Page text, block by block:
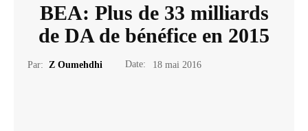
BEA: Plus de 33 milliards
de DA de bénéfice en 2015
Par: Z Oumehdhi Date: 18 mai 2016